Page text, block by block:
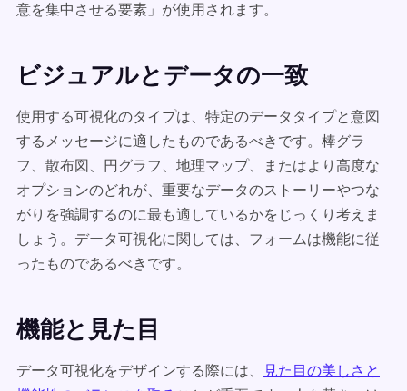
意を集中させる要素」が使用されます。
ビジュアルとデータの一致
使用する可視化のタイプは、特定のデータタイプと意図
するメッセージに適したものであるべきです。棒グラ
フ、散布図、円グラフ、地理マップ、またはより高度な
オプションのどれが、重要なデータのストーリーやつな
がりを強調するのに最も適しているかをじっくり考えま
しょう。データ可視化に関しては、フォームは機能に従
ったものであるべきです。
機能と見た目
データ可視化をデザインする際には、
見た目の美しさと